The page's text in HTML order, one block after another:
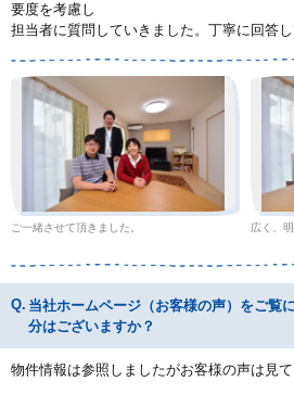
要度を考慮し
担当者に質問していきました。丁寧に回答し
ご一緒させて頂きました。 広く、
当社ホームページ（お客様の声）をご覧
分はございますか？
物件情報は参照しましたがお客様の声は見て